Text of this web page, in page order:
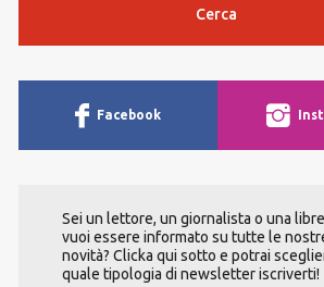
Cerca
Facebook
Sei un lettore, un giornalista o una
vuoi essere informato su tutte le
novità? Clicka qui sotto e potrai
quale tipologia di newsletter iscriverti!